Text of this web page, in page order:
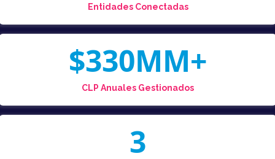
Entidades Conectadas
$330MM+
CLP Anuales Gestionados
3